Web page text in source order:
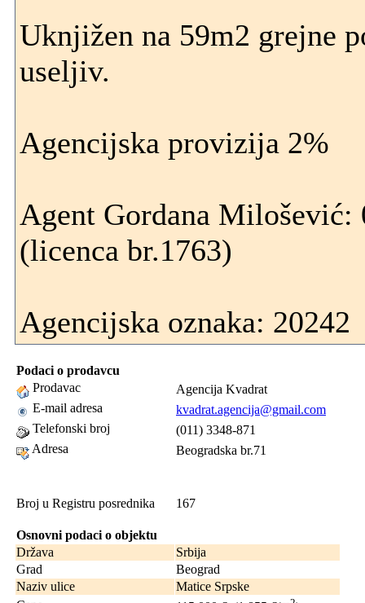
Uknjižen na 59m2 grejne
useljiv.
Agencijska provizija 2%
Agent Gordana Milošević:
(licenca br.1763)
Agencijska oznaka: 20242
Podaci o prodavcu
Prodavac
Agencija Kvadrat
E-mail adresa
kvadrat.agencija@gmail.com
Telefonski broj
(011) 3348-871
Adresa
Beogradska br.71
Broj u Registru posrednika 167
Osnovni podaci o objektu
Država
Srbija
Grad
Beograd
Naziv ulice
Matice Srpske